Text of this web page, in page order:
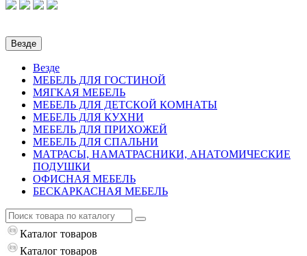
Везде
Везде
МЕБЕЛЬ ДЛЯ ГОСТИНОЙ
МЯГКАЯ МЕБЕЛЬ
МЕБЕЛЬ ДЛЯ ДЕТСКОЙ КОМНАТЫ
МЕБЕЛЬ ДЛЯ КУХНИ
МЕБЕЛЬ ДЛЯ ПРИХОЖЕЙ
МЕБЕЛЬ ДЛЯ СПАЛЬНИ
МАТРАСЫ, НАМАТРАСНИКИ, АНАТОМИЧЕСКИЕ
ПОДУШКИ
ОФИСНАЯ МЕБЕЛЬ
БЕСКАРКАСНАЯ МЕБЕЛЬ
Каталог товаров
Каталог товаров